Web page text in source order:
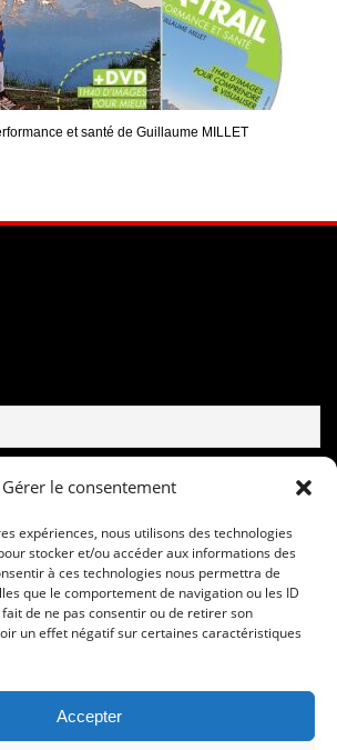
Gérer le consentement
expériences, nous utilisons des technologies
stocker et/ou accéder aux informations des
à ces technologies nous permettra de
que le comportement de navigation ou les ID
de ne pas consentir ou de retirer son
un effet négatif sur certaines caractéristiques
Accepter
et santé de Guillaume MILLET